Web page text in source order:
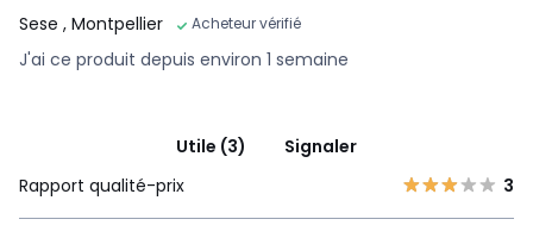
Sese , Montpellier Acheteur vérifié
J'ai ce produit depuis environ 1 semaine
Utile (3)
Signaler
Rapport qualité-prix
3